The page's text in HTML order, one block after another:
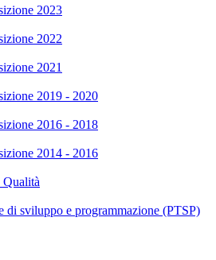
2023
2022
2021
2019 - 2020
2016 - 2018
2014 - 2016
Qualità
di sviluppo e programmazione (PTSP)